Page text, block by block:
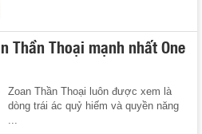
Thần Thoại mạnh nhất One
Zoan Thần Thoại luôn được xem là
dòng trái ác quỷ hiếm và quyền năng